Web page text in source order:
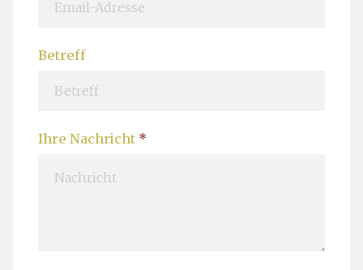
e
Betreff
Ihre Nachricht *